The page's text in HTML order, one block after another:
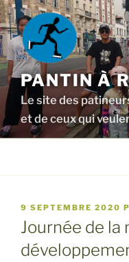
Aller
au
contenu
principal
PANTIN À
Le site des
et de ceux qui
PUBLIÉ
LE
9 SEPTEMBRE 2020
Journée de la